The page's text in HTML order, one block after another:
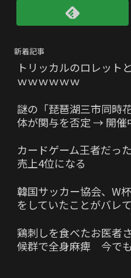
新着記事
トリッカルのロレット
ｗｗｗｗｗｗ
謎の「琵琶湖三市同時
体が関与を否定 → 開催
カードゲーム王者だっ
売上4位になる
韓国サッカー協会、W
をしていたことがバレ
鶏刺しを食べたお医者
候群で全身麻痺 今で